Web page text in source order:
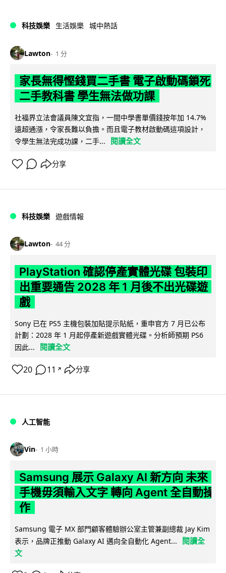
科技娛樂 生活娛樂 城中熱話
Lawton 1 分
家長無得慳錢買二手書 電子啟動碼鎖死
二手教科書 學生無法做功課
社福界立法會議員陳文宜指，一間中學書單價錢按年加 14.7%
遠超通漲，令家長難以負擔。而且電子教材啟動碼這項設計，
令學生無法完成功課，二手...
閱讀全文
分享
科技娛樂 遊戲情報
Lawton 44 分
PlayStation 確認停產實體光碟 包裝印
出重要通告 2028 年 1 月後不出光碟遊
戲
Sony 已在 PS5 主機包裝加貼提示貼紙，重申官方 7 月已公布
計劃：2028 年 1 月起停產新遊戲實體光碟。分析師預期 PS6
因此...
閱讀全文
20 11 ↗ 分享
人工智能
Vin 1 小時
Samsung 展示 Galaxy AI 新方向 未來
手機毋須輸入文字 轉向 Agent 全自動操
作
Samsung 電子 MX 部門顧客體驗辦公室主管兼副總裁 Jay Kim
表示，品牌正推動 Galaxy AI 邁向全自動化 Agent...
閱讀全
文